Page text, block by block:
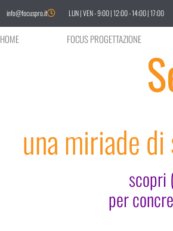
info@focuspro.it LUN | VEN - 9:00 | 12:00 - 14:00 | 17:00
HOME FOCUS PROGETTAZIONE
una miriade
scopri
per